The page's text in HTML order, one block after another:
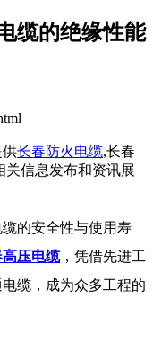
缆的绝缘性能
供长春防火电缆,长春
关信息发布和资讯展
的安全性与使用寿
压电缆，凭借先进工
缆，成为众多工程的